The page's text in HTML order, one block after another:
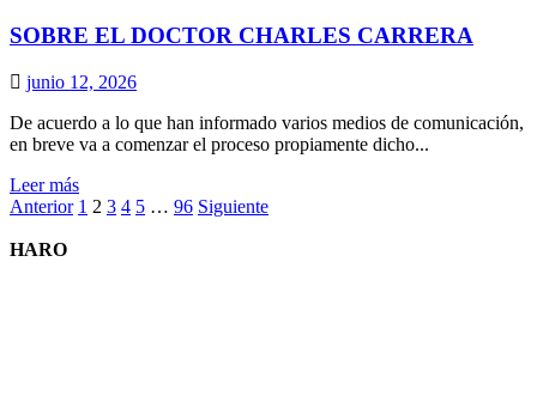
DE
COSTO
SOBRE EL DOCTOR CHARLES CARRERA
junio 12, 2026
De acuerdo a lo que han informado varios medios de comunicación,
en breve va a comenzar el proceso propiamente dicho...
Leer másLeer
más
Paginación
de
Anterior 1 2 3 4 5 … 96 Siguiente
HARO